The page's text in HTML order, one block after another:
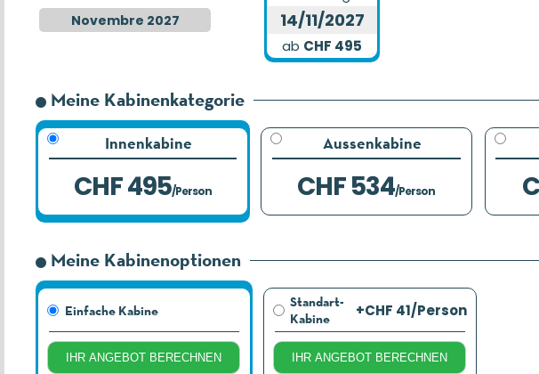
Novembre 2027 14/11/2027
ab CHF 495
Meine Kabinenkategorie
Innenkabine
CHF 495/Person
Aussenkabine
CHF 534/Person
Meine Kabinenoptionen
Einfache Kabine
IHR ANGEBOT BERECHNEN
Standart-
Kabine
+CHF 41/Person
IHR ANGEBOT BERECHNEN